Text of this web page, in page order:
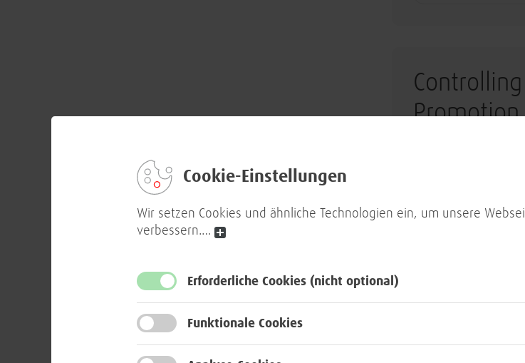
Cookie-Einstellungen
Wir setzen Cookies und ähnliche Technologien ein, um unsere
verbessern.…
Erforderliche Cookies (nicht optional)
Funktionale Cookies
(m/w/d)